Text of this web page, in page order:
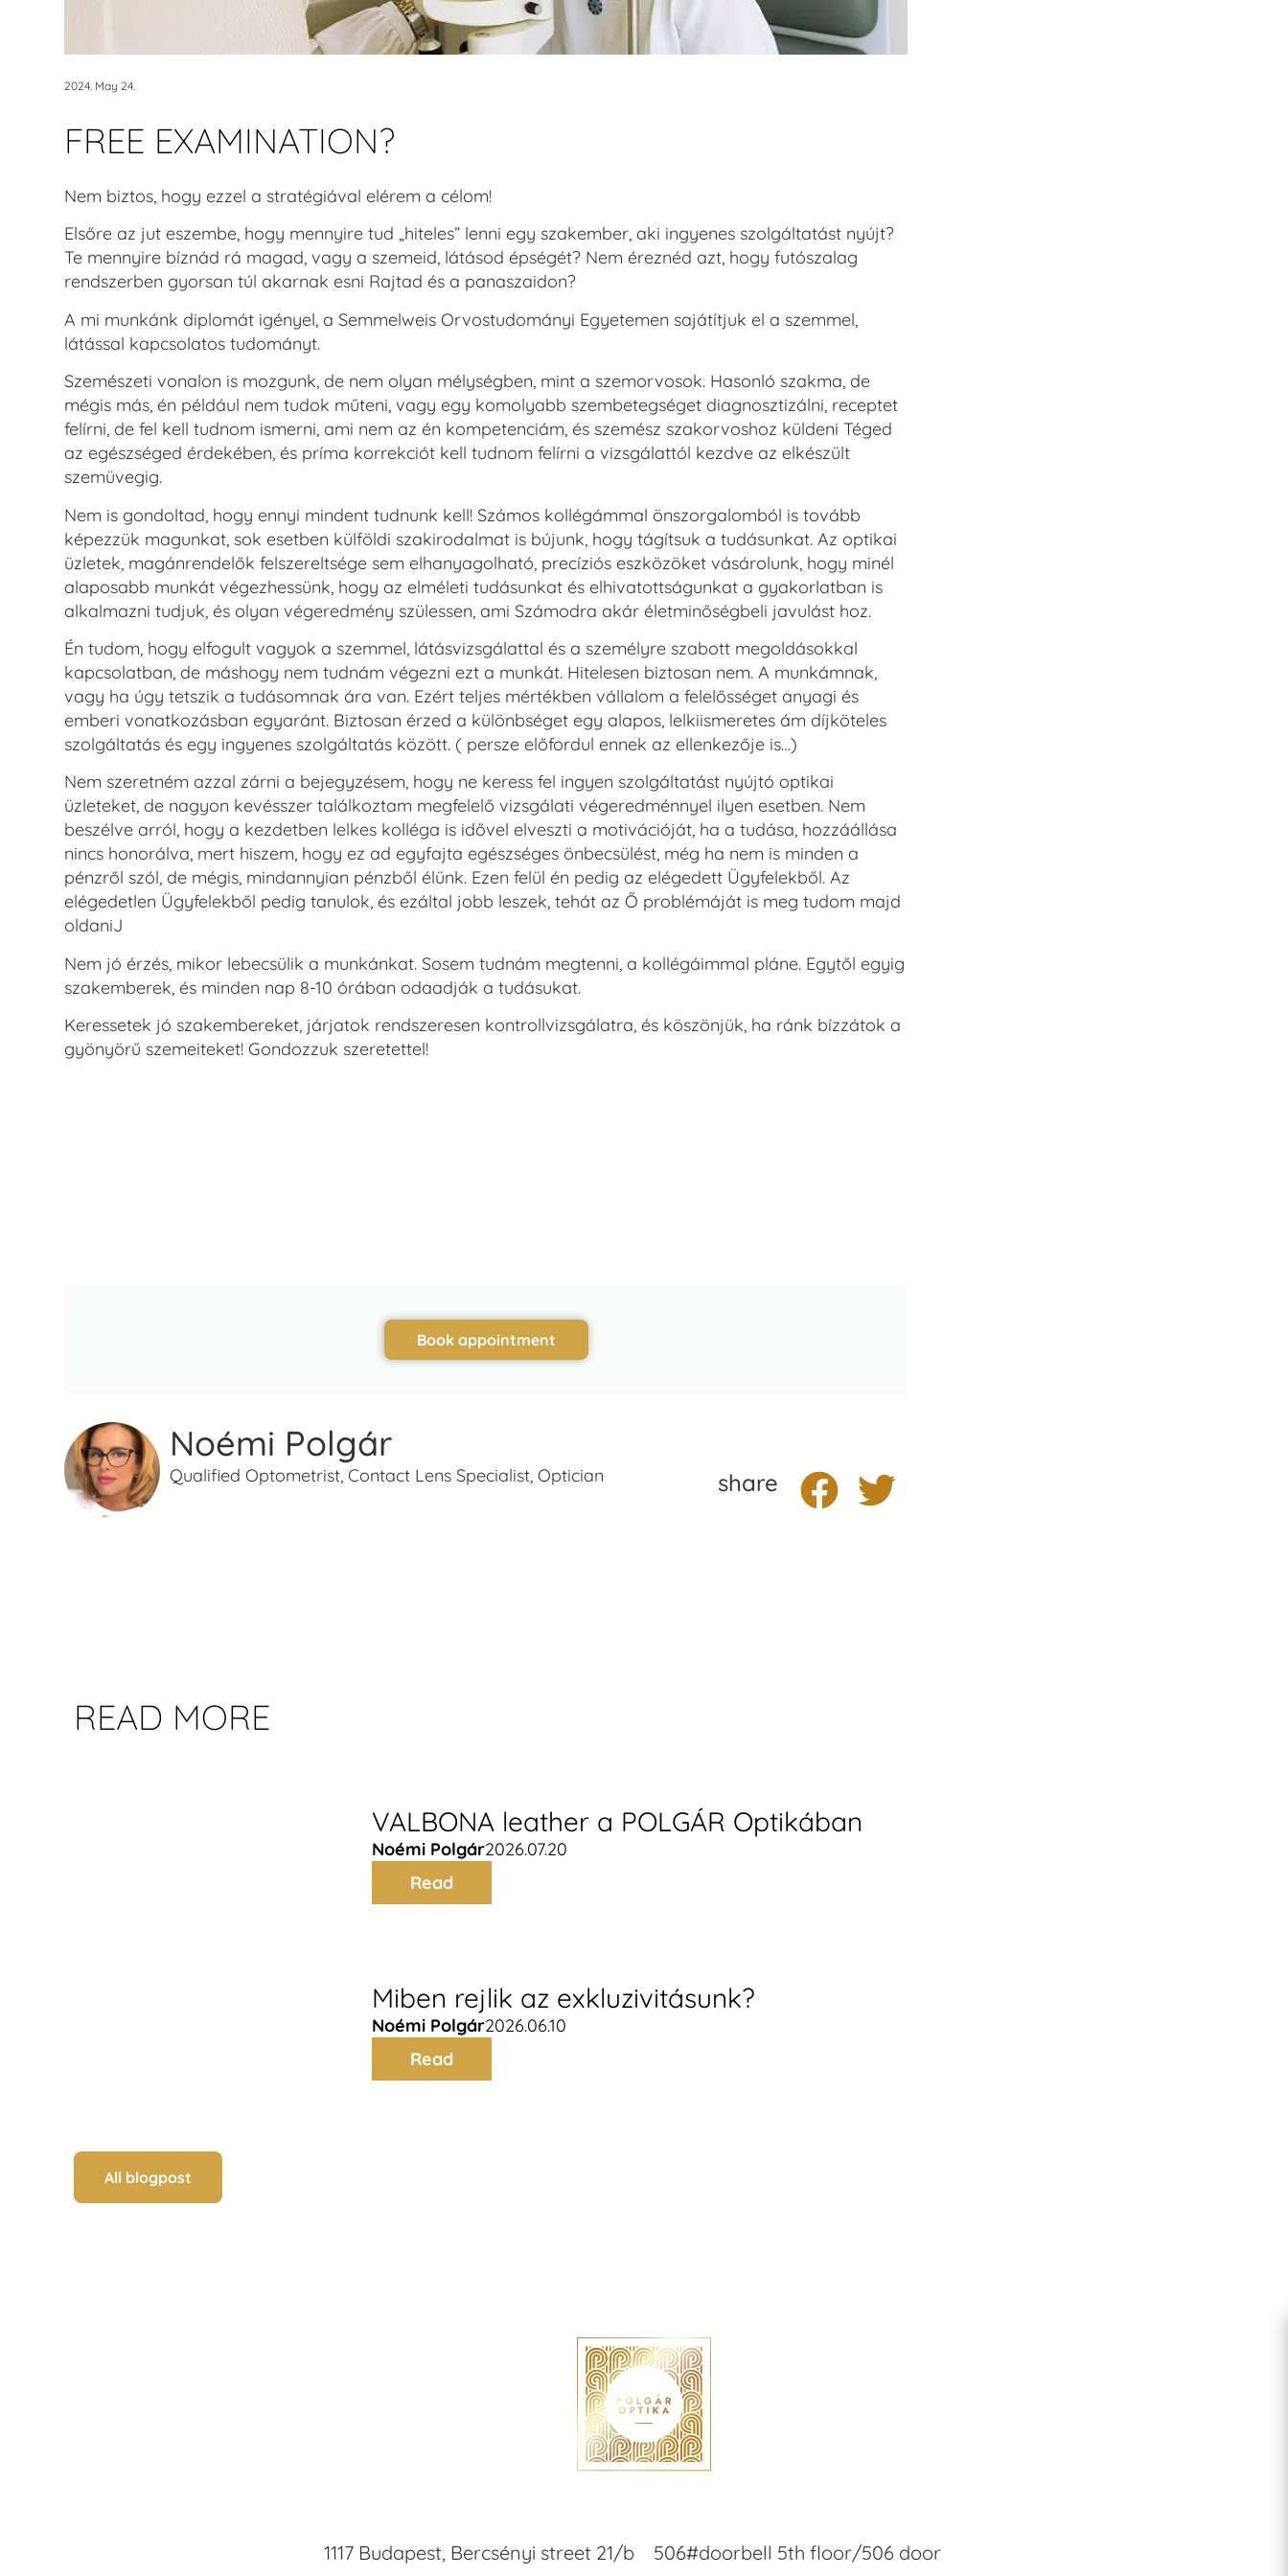
2024. May 24.
FREE EXAMINATION?
Nem biztos, hogy ezzel a stratégiával elérem a célom!
Elsőre az jut eszembe, hogy mennyire tud „hiteles” lenni egy szakember, aki ingyenes szolgáltatást nyújt?
Te mennyire bíznád rá magad, vagy a szemeid, látásod épségét? Nem éreznéd azt, hogy futószalag
rendszerben gyorsan túl akarnak esni Rajtad és a panaszaidon?
A mi munkánk diplomát igényel, a Semmelweis Orvostudományi Egyetemen sajátítjuk el a szemmel,
látással kapcsolatos tudományt.
Szemészeti vonalon is mozgunk, de nem olyan mélységben, mint a szemorvosok. Hasonló szakma, de
mégis más, én például nem tudok műteni, vagy egy komolyabb szembetegséget diagnosztizálni, receptet
felírni, de fel kell tudnom ismerni, ami nem az én kompetenciám, és szemész szakorvoshoz küldeni Téged
az egészséged érdekében, és príma korrekciót kell tudnom felírni a vizsgálattól kezdve az elkészült
szemüvegig.
Nem is gondoltad, hogy ennyi mindent tudnunk kell! Számos kollégámmal önszorgalomból is tovább
képezzük magunkat, sok esetben külföldi szakirodalmat is bújunk, hogy tágítsuk a tudásunkat. Az optikai
üzletek, magánrendelők felszereltsége sem elhanyagolható, precíziós eszközöket vásárolunk, hogy minél
alaposabb munkát végezhessünk, hogy az elméleti tudásunkat és elhivatottságunkat a gyakorlatban is
alkalmazni tudjuk, és olyan végeredmény szülessen, ami Számodra akár életminőségbeli javulást hoz.
Én tudom, hogy elfogult vagyok a szemmel, látásvizsgálattal és a személyre szabott megoldásokkal
kapcsolatban, de máshogy nem tudnám végezni ezt a munkát. Hitelesen biztosan nem. A munkámnak,
vagy ha úgy tetszik a tudásomnak ára van. Ezért teljes mértékben vállalom a felelősséget anyagi és
emberi vonatkozásban egyaránt. Biztosan érzed a különbséget egy alapos, lelkiismeretes ám díjköteles
szolgáltatás és egy ingyenes szolgáltatás között. ( persze előfordul ennek az ellenkezője is…)
Nem szeretném azzal zárni a bejegyzésem, hogy ne keress fel ingyen szolgáltatást nyújtó optikai
üzleteket, de nagyon kevésszer találkoztam megfelelő vizsgálati végeredménnyel ilyen esetben. Nem
beszélve arról, hogy a kezdetben lelkes kolléga is idővel elveszti a motivációját, ha a tudása, hozzáállása
nincs honorálva, mert hiszem, hogy ez ad egyfajta egészséges önbecsülést, még ha nem is minden a
pénzről szól, de mégis, mindannyian pénzből élünk. Ezen felül én pedig az elégedett Ügyfelekből. Az
elégedetlen Ügyfelekből pedig tanulok, és ezáltal jobb leszek, tehát az Ő problémáját is meg tudom majd
oldaniJ
Nem jó érzés, mikor lebecsülik a munkánkat. Sosem tudnám megtenni, a kollégáimmal pláne. Egytől egyig
szakemberek, és minden nap 8-10 órában odaadják a tudásukat.
Keressetek jó szakembereket, járjatok rendszeresen kontrollvizsgálatra, és köszönjük, ha ránk bízzátok a
gyönyörű szemeiteket! Gondozzuk szeretettel!
Book appointment
Noémi Polgár
Qualified Optometrist, Contact Lens Specialist, Optician share
READ MORE
VALBONA leather a POLGÁR Optikában
Noémi Polgár2026.07.20
Read
Miben rejlik az exkluzivitásunk?
Noémi Polgár2026.06.10
Read
All blogpost
1117 Budapest, Bercsényi street 21/b 506#doorbell 5th floor/506 door